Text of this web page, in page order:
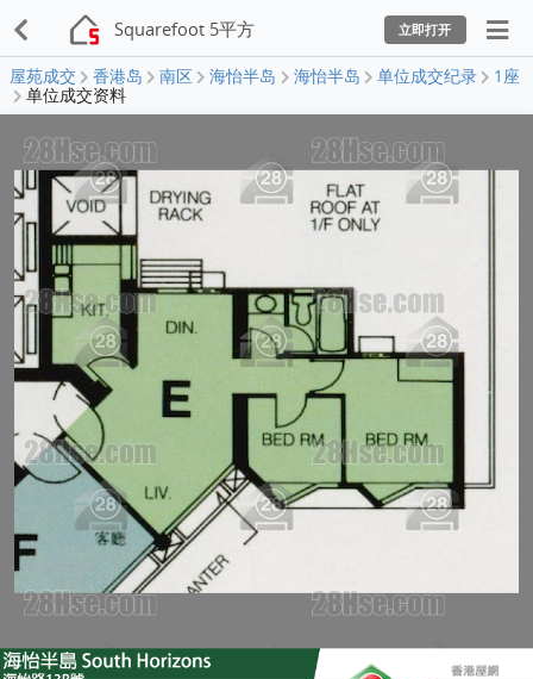
Squarefoot 5平方 立即打开
屋苑成交 香港岛 南区 海怡半岛 海怡半岛 单位成交纪录
1座
单位成交资料